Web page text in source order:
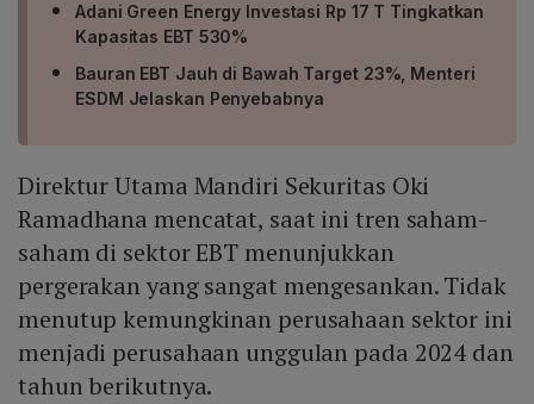
Adani Green Energy Investasi Rp 17 T Tingkatkan
Kapasitas EBT 530%
Bauran EBT Jauh di Bawah Target 23%, Menteri
ESDM Jelaskan Penyebabnya
Direktur Utama Mandiri Sekuritas Oki
Ramadhana mencatat, saat ini tren saham-
saham di sektor EBT menunjukkan
pergerakan yang sangat mengesankan. Tidak
menutup kemungkinan perusahaan sektor ini
menjadi perusahaan unggulan pada 2024 dan
tahun berikutnya.